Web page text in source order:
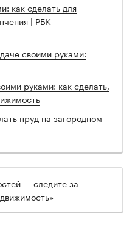
как сделать для
| РБК
своими руками:
руками: как сделать,
пруд на загородном
— следите за